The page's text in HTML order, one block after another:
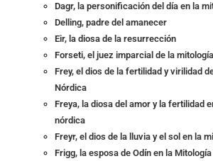
Dagr, la personificación del día en la
Delling, padre del amanecer
Eir, la diosa de la resurrección
Forseti, el juez imparcial de la
Frey, el dios de la fertilidad y virilidad
Nórdica
Freya, la diosa del amor y la fertilidad
nórdica
Freyr, el dios de la lluvia y el sol en la
Frigg, la esposa de Odín en la